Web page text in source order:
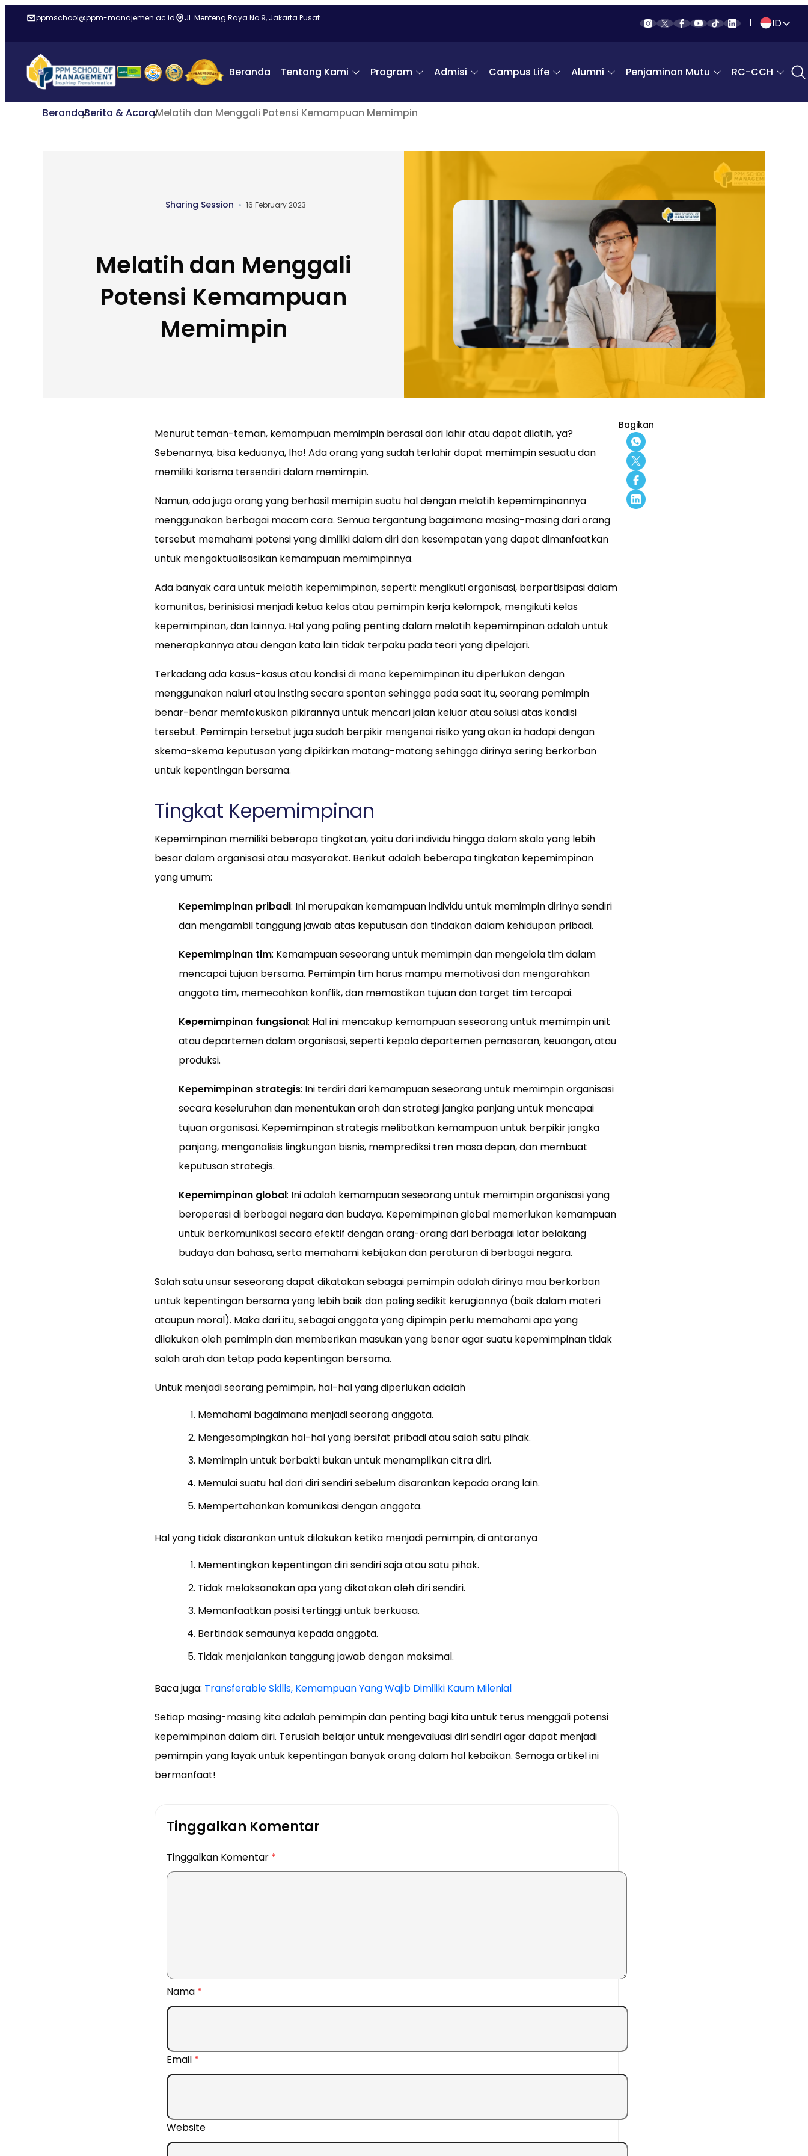
ppmschool@ppm-manajemen.ac.id Jl. Menteng Raya No.9, Jakarta Pusat ID
Beranda Tentang Kami Program Admisi Campus Life Alumni Penjaminan Mutu RC-CCH
BerandaBerita & AcaraMelatih dan Menggali Potensi Kemampuan Memimpin
Sharing Session 16 February 2023
Melatih dan Menggali
Potensi Kemampuan
Memimpin
Menurut teman-teman, kemampuan memimpin berasal dari lahir atau dapat dilatih, ya?
Sebenarnya, bisa keduanya, lho! Ada orang yang sudah terlahir dapat memimpin sesuatu dan
memiliki karisma tersendiri dalam memimpin.
Namun, ada juga orang yang berhasil memipin suatu hal dengan melatih kepemimpinannya
menggunakan berbagai macam cara. Semua tergantung bagaimana masing-masing dari orang
tersebut memahami potensi yang dimiliki dalam diri dan kesempatan yang dapat dimanfaatkan
untuk mengaktualisasikan kemampuan memimpinnya.
Ada banyak cara untuk melatih kepemimpinan, seperti: mengikuti organisasi, berpartisipasi dalam
komunitas, berinisiasi menjadi ketua kelas atau pemimpin kerja kelompok, mengikuti kelas
kepemimpinan, dan lainnya. Hal yang paling penting dalam melatih kepemimpinan adalah untuk
menerapkannya atau dengan kata lain tidak terpaku pada teori yang dipelajari.
Terkadang ada kasus-kasus atau kondisi di mana kepemimpinan itu diperlukan dengan
menggunakan naluri atau insting secara spontan sehingga pada saat itu, seorang pemimpin
benar-benar memfokuskan pikirannya untuk mencari jalan keluar atau solusi atas kondisi
tersebut. Pemimpin tersebut juga sudah berpikir mengenai risiko yang akan ia hadapi dengan
skema-skema keputusan yang dipikirkan matang-matang sehingga dirinya sering berkorban
untuk kepentingan bersama.
Tingkat Kepemimpinan
Kepemimpinan memiliki beberapa tingkatan, yaitu dari individu hingga dalam skala yang lebih
besar dalam organisasi atau masyarakat. Berikut adalah beberapa tingkatan kepemimpinan
yang umum:
Kepemimpinan pribadi: Ini merupakan kemampuan individu untuk memimpin dirinya sendiri
dan mengambil tanggung jawab atas keputusan dan tindakan dalam kehidupan pribadi.
Kepemimpinan tim: Kemampuan seseorang untuk memimpin dan mengelola tim dalam
mencapai tujuan bersama. Pemimpin tim harus mampu memotivasi dan mengarahkan
anggota tim, memecahkan konflik, dan memastikan tujuan dan target tim tercapai.
Kepemimpinan fungsional: Hal ini mencakup kemampuan seseorang untuk memimpin unit
atau departemen dalam organisasi, seperti kepala departemen pemasaran, keuangan, atau
produksi.
Kepemimpinan strategis: Ini terdiri dari kemampuan seseorang untuk memimpin organisasi
secara keseluruhan dan menentukan arah dan strategi jangka panjang untuk mencapai
tujuan organisasi. Kepemimpinan strategis melibatkan kemampuan untuk berpikir jangka
panjang, menganalisis lingkungan bisnis, memprediksi tren masa depan, dan membuat
keputusan strategis.
Kepemimpinan global: Ini adalah kemampuan seseorang untuk memimpin organisasi yang
beroperasi di berbagai negara dan budaya. Kepemimpinan global memerlukan kemampuan
untuk berkomunikasi secara efektif dengan orang-orang dari berbagai latar belakang
budaya dan bahasa, serta memahami kebijakan dan peraturan di berbagai negara.
Salah satu unsur seseorang dapat dikatakan sebagai pemimpin adalah dirinya mau berkorban
untuk kepentingan bersama yang lebih baik dan paling sedikit kerugiannya (baik dalam materi
ataupun moral). Maka dari itu, sebagai anggota yang dipimpin perlu memahami apa yang
dilakukan oleh pemimpin dan memberikan masukan yang benar agar suatu kepemimpinan tidak
salah arah dan tetap pada kepentingan bersama.
Untuk menjadi seorang pemimpin, hal-hal yang diperlukan adalah
Memahami bagaimana menjadi seorang anggota.
Mengesampingkan hal-hal yang bersifat pribadi atau salah satu pihak.
Memimpin untuk berbakti bukan untuk menampilkan citra diri.
Memulai suatu hal dari diri sendiri sebelum disarankan kepada orang lain.
Mempertahankan komunikasi dengan anggota.
Hal yang tidak disarankan untuk dilakukan ketika menjadi pemimpin, di antaranya
Mementingkan kepentingan diri sendiri saja atau satu pihak.
Tidak melaksanakan apa yang dikatakan oleh diri sendiri.
Memanfaatkan posisi tertinggi untuk berkuasa.
Bertindak semaunya kepada anggota.
Tidak menjalankan tanggung jawab dengan maksimal.
Baca juga: Transferable Skills, Kemampuan Yang Wajib Dimiliki Kaum Milenial
Setiap masing-masing kita adalah pemimpin dan penting bagi kita untuk terus menggali potensi
kepemimpinan dalam diri. Teruslah belajar untuk mengevaluasi diri sendiri agar dapat menjadi
pemimpin yang layak untuk kepentingan banyak orang dalam hal kebaikan. Semoga artikel ini
bermanfaat!
Tinggalkan Komentar
Tinggalkan Komentar *
Nama *
Email *
Website
Bagikan